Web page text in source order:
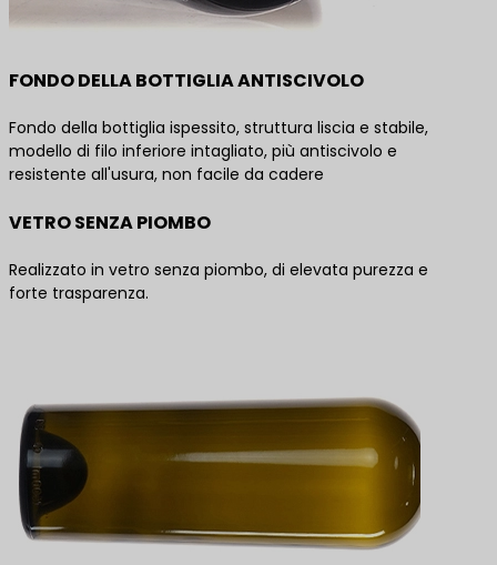
FONDO DELLA BOTTIGLIA ANTISCIVOLO
Fondo della bottiglia ispessito, struttura liscia e stabile,
modello di filo inferiore intagliato, più antiscivolo e
resistente all'usura, non facile da cadere
VETRO SENZA PIOMBO
Realizzato in vetro senza piombo, di elevata purezza e
forte trasparenza.